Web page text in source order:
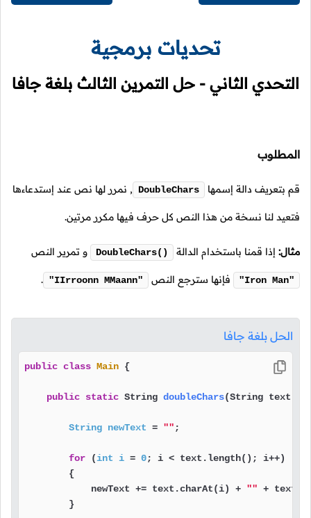
تحديات برمجية
التحدي الثاني - حل التمرين الثالث بلغة جافا
المطلوب
قم بتعريف دالة إسمها DoubleChars
, نمرر لها نص عند إستدعاءها
فتعيد لنا نسخة من هذا النص كل حرف فيها مكرر مرتين.
مثال: إذا قمنا باستخدام الدالة DoubleChars() و تمرير النص
"Iron Man" فإنها سترجع النص "IIrroonn MMaann"
.
الحل بلغة جافا
public class Main {
public static String doubleChars(String text)
String newText = "" ;
for (int i = 0; i < text.length(); i++)
        {
            newText += text.charAt(i) +
"" +
        }